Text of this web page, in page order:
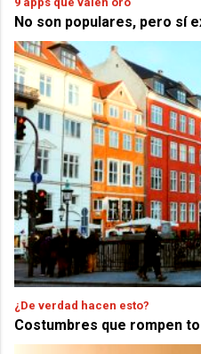
No son populares, pero sí
¿De verdad hacen esto?
Costumbres que rompen